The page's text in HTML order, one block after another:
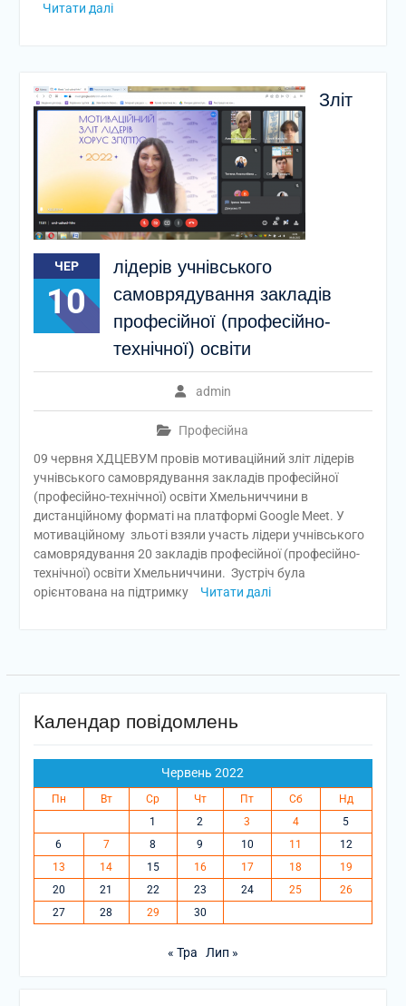
Читати далі
ЧЕР
10
Зліт
лідерів учнівського
самоврядування закладів
професійної (професійно-
технічної) освіти
admin
Професійна
09 червня ХДЦЕВУМ провів мотиваційний зліт лідерів
учнівського самоврядування закладів професійної
(професійно-технічної) освіти Хмельниччини в
дистанційному форматі на платформі Google Meet. У
мотиваційному зльоті взяли участь лідери учнівського
самоврядування 20 закладів професійної (професійно-
технічної) освіти Хмельниччини. Зустріч була
орієнтована на підтримку
Читати далі
Календар повідомлень
Червень 2022
Пн Вт Ср Чт Пт Сб
Нд
1
2 3 4
5
6
7 8 9 10 11
12
13
14 15 16 17 18
19
20
21 22 23 24 25
26
27
28 29 30
« Тра Лип »